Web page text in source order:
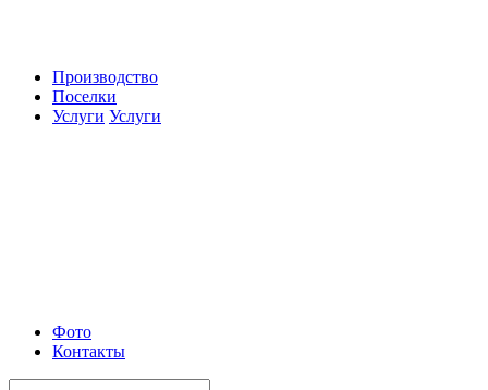
Производство
Поселки
Услуги Услуги
Фото
Контакты